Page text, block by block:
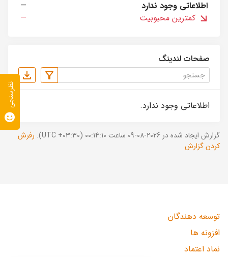
اطلاعاتی وجود ندارد
—
کمترین محبوبیت
—
صفحات لندینگ
اطلاعاتی وجود ندارد.
گزارش ایجاد شده در 2026-08-09 ساعت 00:14:10 (UTC +03:30).
رفرش
کردن گزارش
توسعه دهندگان
افزونه ها
نماد اعتماد
نظرسنجی